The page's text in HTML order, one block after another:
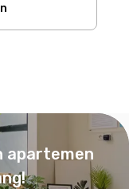
apartemen